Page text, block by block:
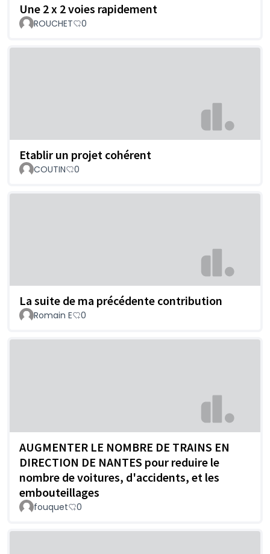
Une 2 x 2 voies rapidement
ROUCHET 0
Etablir un projet cohérent
COUTIN 0
La suite de ma précédente contribution
Romain E 0
AUGMENTER LE NOMBRE DE TRAINS EN
DIRECTION DE NANTES pour reduire le
nombre de voitures, d'accidents, et les
embouteillages
fouquet 0